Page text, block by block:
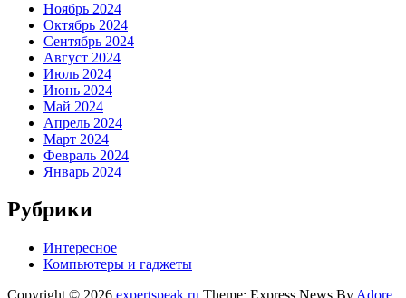
Ноябрь 2024
Октябрь 2024
Сентябрь 2024
Август 2024
Июль 2024
Июнь 2024
Май 2024
Апрель 2024
Март 2024
Февраль 2024
Январь 2024
Рубрики
Интересное
Компьютеры и гаджеты